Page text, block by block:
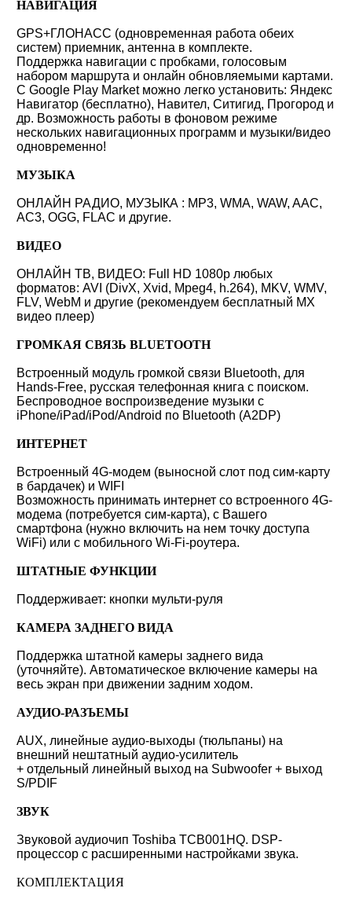
НАВИГАЦИЯ
GPS+ГЛОНАСС (одновременная работа обеих
систем) приемник, антенна в комплекте.
Поддержка навигации с пробками, голосовым
набором маршрута и онлайн обновляемыми картами.
С Google Play Market можно легко установить: Яндекс
Навигатор (бесплатно), Навител, Ситигид, Прогород и
др. Возможность работы в фоновом режиме
нескольких навигационных программ и музыки/видео
одновременно!
МУЗЫКА
ОНЛАЙН РАДИО, МУЗЫКА : MP3, WMA, WAW, AAC,
AC3, OGG, FLAC и другие.
ВИДЕО
ОНЛАЙН ТВ, ВИДЕО: Full HD 1080p любых
форматов: AVI (DivX, Xvid, Mpeg4, h.264), MKV, WMV,
FLV, WebM и другие (рекомендуем бесплатный MX
видео плеер)
ГРОМКАЯ СВЯЗЬ BLUETOOTH
Встроенный модуль громкой связи Bluetooth, для
Hands-Free, русская телефонная книга с поиском.
Беспроводное воспроизведение музыки с
iPhone/iPad/iPod/Android по Bluetooth (A2DP)
ИНТЕРНЕТ
Встроенный 4G-модем (выносной слот под сим-карту
в бардачек) и WIFI
Возможность принимать интернет со встроенного 4G-
модема (потребуется сим-карта), с Вашего
смартфона (нужно включить на нем точку доступа
WiFi) или с мобильного Wi-Fi-роутера.
ШТАТНЫЕ ФУНКЦИИ
Поддерживает: кнопки мульти-руля
КАМЕРА ЗАДНЕГО ВИДА
Поддержка штатной камеры заднего вида
(уточняйте). Автоматическое включение камеры на
весь экран при движении задним ходом.
АУДИО-РАЗЪЕМЫ
AUX, линейные аудио-выходы (тюльпаны) на
внешний нештатный аудио-усилитель
+ отдельный линейный выход на Subwoofer + выход
S/PDIF
ЗВУК
Звуковой аудиочип Toshiba TCB001HQ. DSP-
процессор с расширенными настройками звука.
КОМПЛЕКТАЦИЯ